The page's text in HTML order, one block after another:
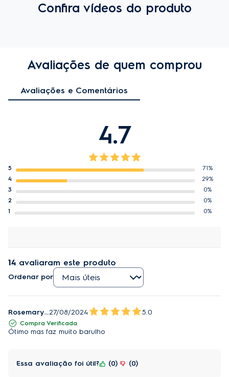
Confira vídeos do produto
Avaliações de quem comprou
Avaliações e Comentários
4.7
5
71%
4
29%
3
0%
2
0%
1
0%
14 avaliaram este produto
Ordenar por
Rosemary H.27/08/2024 5.0
Compra Verificada
Ótimo mas faz muito barulho
Essa avaliação foi útil? 0 0